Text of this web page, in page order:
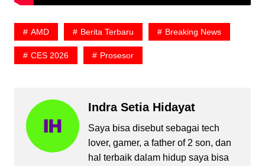
AMD Berita Terbaru Breaking News
CES 2026 Prosesor
Indra Setia Hidayat
Saya bisa disebut sebagai tech
lover, gamer, a father of 2 son, dan
hal terbaik dalam hidup saya bisa